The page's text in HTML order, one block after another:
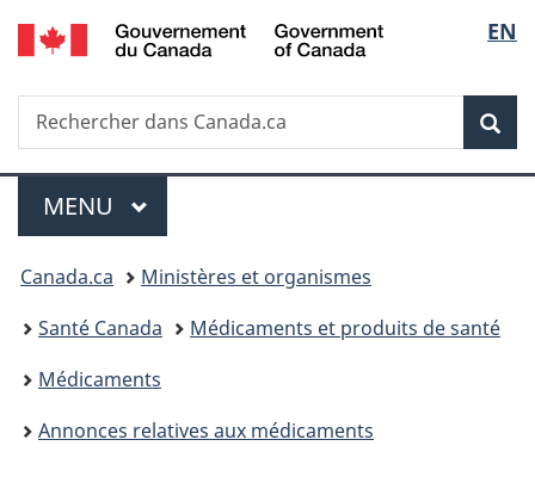
Passer
au
principal
Passer
à
Au
du
Passer
à
version
simplifiée
de
la
EN
Recherche
Rechercher
dans
Menu
MENU PRINCIPAL
Vous
êtes
ici :
Canada.ca
Ministères et organismes
Santé Canada
Médicaments et produits de santé
Médicaments
Annonces relatives aux médicaments